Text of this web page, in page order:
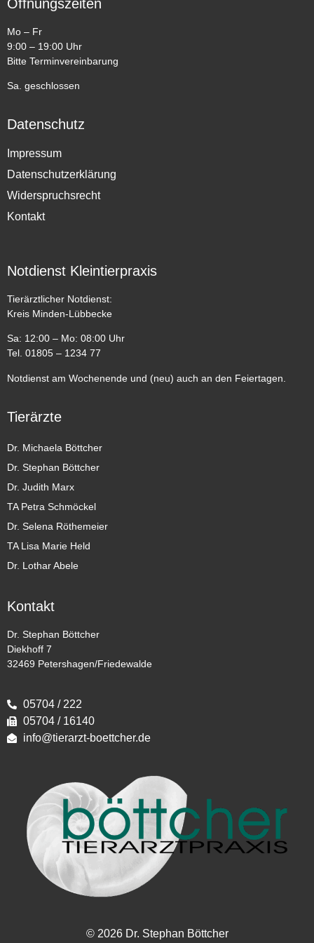
Öffnungszeiten
Mo – Fr
9:00 – 19:00 Uhr
Bitte Terminvereinbarung
Sa. geschlossen
Datenschutz
Impressum
Datenschutzerklärung
Widerspruchsrecht
Kontakt
Notdienst Kleintierpraxis
Tierärztlicher Notdienst:
Kreis Minden-Lübbecke
Sa: 12:00 – Mo: 08:00 Uhr
Tel. 01805 – 1234 77
Notdienst am Wochenende und (neu) auch an den Feiertagen.
Tierärzte
Dr. Michaela Böttcher
Dr. Stephan Böttcher
Dr. Judith Marx
TA Petra Schmöckel
Dr. Selena Röthemeier
TA Lisa Marie Held
Dr. Lothar Abele
Kontakt
Dr. Stephan Böttcher
Diekhoff 7
32469 Petershagen/Friedewalde
05704 / 222
05704 / 16140
info@tierarzt-boettcher.de
© 2026 Dr. Stephan Böttcher